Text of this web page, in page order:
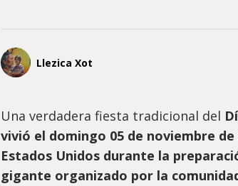
Llezica Xot
Una verdadera fiesta tradicional del
vivió el domingo 05 de noviembre
Estados Unidos durante la
gigante organizado por la